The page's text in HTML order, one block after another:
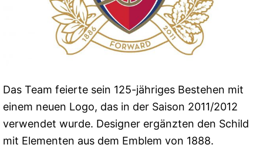
Das Team feierte sein 125-jähriges Bestehen mit
einem neuen Logo, das in der Saison 2011/2012
verwendet wurde. Designer ergänzten den Schild
mit Elementen aus dem Emblem von 1888.